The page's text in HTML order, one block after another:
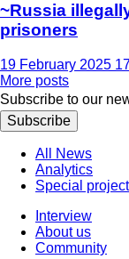
~Russia
prisoners
19 February 2025
More posts
Subscribe to our
Subscribe
All News
Analytics
Special
Interview
About us
Community